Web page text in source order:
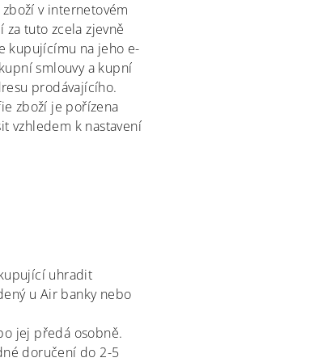
v internetovém
tuto zcela zjevně
kupujícímu na jeho e-
smlouvy a kupní
prodávajícího.
zboží je pořízena
vzhledem k nastavení
uhradit
u Air banky nebo
jej předá osobně.
doručení do 2-5